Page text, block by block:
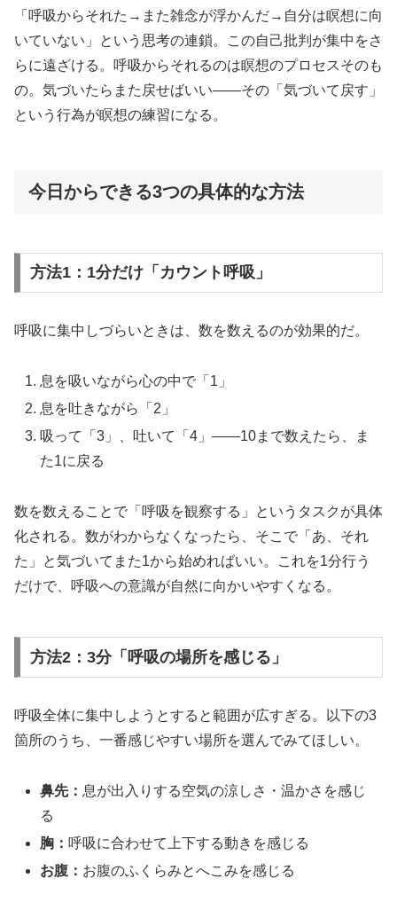
「呼吸からそれた→また雑念が浮かんだ→自分は瞑想に向
いていない」という思考の連鎖。この自己批判が集中をさ
らに遠ざける。呼吸からそれるのは瞑想のプロセスそのも
の。気づいたらまた戻せばいい——その「気づいて戻す」
という行為が瞑想の練習になる。
今日からできる3つの具体的な方法
方法1：1分だけ「カウント呼吸」
呼吸に集中しづらいときは、数を数えるのが効果的だ。
息を吸いながら心の中で「1」
息を吐きながら「2」
吸って「3」、吐いて「4」——10まで数えたら、ま
た1に戻る
数を数えることで「呼吸を観察する」というタスクが具体
化される。数がわからなくなったら、そこで「あ、それ
た」と気づいてまた1から始めればいい。これを1分行う
だけで、呼吸への意識が自然に向かいやすくなる。
方法2：3分「呼吸の場所を感じる」
呼吸全体に集中しようとすると範囲が広すぎる。以下の3
箇所のうち、一番感じやすい場所を選んでみてほしい。
鼻先： 息が出入りする空気の涼しさ・温かさを感じ
る
胸： 呼吸に合わせて上下する動きを感じる
お腹： お腹のふくらみとへこみを感じる